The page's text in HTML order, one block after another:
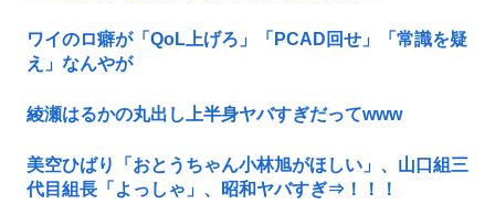
ワイのロ癖が「QoL上げろ」「PCAD回せ」「常識を疑
え」なんやが
綾瀬はるかの丸出し上半身ヤバすぎだってwww
美空ひばり「おとうちゃん小林旭がほしい」、山口組三
代目組長「よっしゃ」、昭和ヤバすぎ⇒！！！